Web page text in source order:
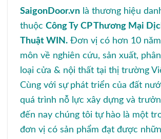
SaigonDoor.vn là thương hiệu
thuộc Công Ty CP Thương Mại
Thuật WIN. Đơn vị có hơn 10
môn về nghiên cứu, sản xuất,
loại cửa & nội thất tại thị trường
Cùng với sự phát triển của đất
quá trình nỗ lực xây dựng và
đến nay chúng tôi tự hào là một
đơn vị có sản phẩm đạt được